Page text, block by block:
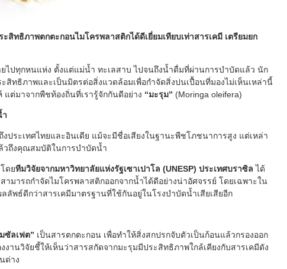
สิทธิภาพตกตะกอนไมโครพลาสติกได้ดีเยี่ยมเทียบเท่าสารเคมี เตรียมยก
ยไปทุกหนแห่ง ตั้งแต่แม่น้ำ ทะเลสาบ ไปจนถึงน้ำดื่มที่ผ่านการบำบัดแล้ว นัก
สิทธิภาพและเป็นมิตรต่อสิ่งแวดล้อมเพื่อกำจัดสิ่งปนเปื้อนที่มองไม่เห็นเหล่านี้
แต่มาจากพืชท้องถิ่นที่เรารู้จักกันดีอย่าง “มะรุม” (Moringa oleifera)
ประเทศไทยและอินเดีย แม้จะมีชื่อเสียงในฐานะพืชโภชนาการสูง แต่เหล่า
วถึงคุณสมบัติในการบำบัดน้ำ
โดยทีมวิจัยจากมหาวิทยาลัยแห่งรัฐเซาเปาโล (UNESP) ประเทศบราซิล ได้
สามารถกำจัดไมโครพลาสติกออกจากน้ำได้ดีอย่างน่าอัศจรรย์ โดยเฉพาะใน
พธ์ดีกว่าสารเคมีมาตรฐานที่ใช้กันอยู่ในโรงบำบัดน้ำเสียเสียอีก
ซัลเฟต” เป็นสารตกตะกอน เพื่อทำให้สิ่งสกปรกจับตัวเป็นก้อนแล้วกรองออก
งานวิจัยชี้ให้เห็นว่าสารสกัดจากมะรุมมีประสิทธิภาพใกล้เคียงกับสารเคมีดัง
ด่าง